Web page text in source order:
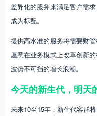
差异化的服务来满足客户需
成为标配。
提供高水准的服务将需要财
愿意在业务模式上改革创新
波势不可挡的增长浪潮。
今天的新生代，明天
未来10至15年，新生代客群